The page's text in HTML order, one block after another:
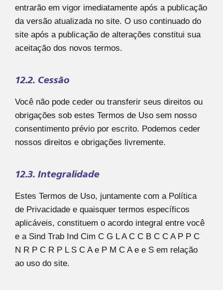
entrarão em vigor imediatamente após a publicação
da versão atualizada no site. O uso continuado do
site após a publicação de alterações constitui sua
aceitação dos novos termos.
12.2. Cessão
Você não pode ceder ou transferir seus direitos ou
obrigações sob estes Termos de Uso sem nosso
consentimento prévio por escrito. Podemos ceder
nossos direitos e obrigações livremente.
12.3. Integralidade
Estes Termos de Uso, juntamente com a Política
de Privacidade e quaisquer termos específicos
aplicáveis, constituem o acordo integral entre você
e a Sind Trab Ind Cim C G L A C C B C C A P P C
N R P C R P L S C A e P M C A e e S em relação
ao uso do site.